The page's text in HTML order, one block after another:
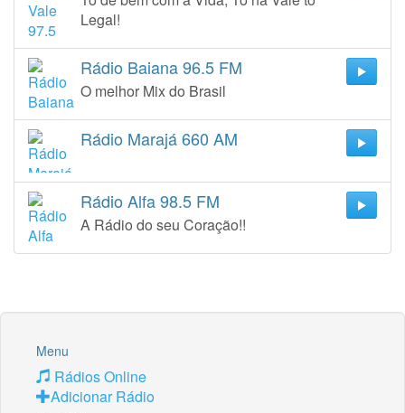
Legal!
Rádio Baiana 96.5 FM
O melhor Mix do Brasil
Rádio Marajá 660 AM
Rádio Alfa 98.5 FM
A Rádio do seu Coração!!
Menu
Rádios Online
Adicionar Rádio